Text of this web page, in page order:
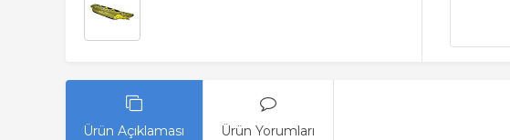
Ürün Açıklaması Ürün Yorumları